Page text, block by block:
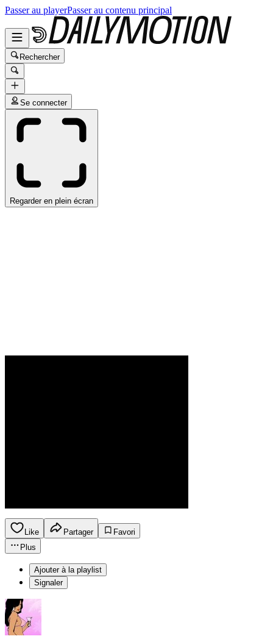
Passer au playerPasser au contenu principal
Rechercher
Se connecter
Regarder en plein écran
Like Partager
Favori
Plus
Ajouter à la playlist
Signaler